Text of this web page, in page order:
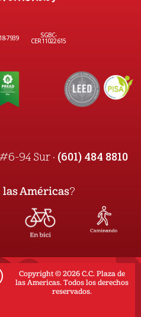
7939 SGBC-
CER11022615
94 Sur · (601) 484 8810
las Américas?
Copyright © 2026 C.C. Plaza de
las Americas. Todos los derechos
reservados.